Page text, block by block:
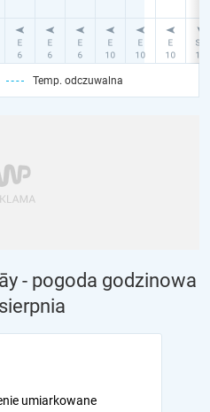
Temp. odczuwalna
- pogoda godzinowa
umiarkowane